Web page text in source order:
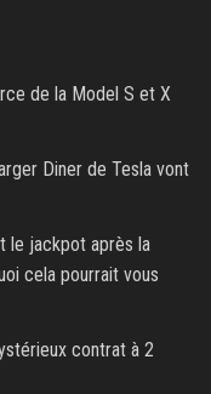
de la Model S et X
Diner de Tesla vont
le jackpot après la
cela pourrait vous
contrat à 2